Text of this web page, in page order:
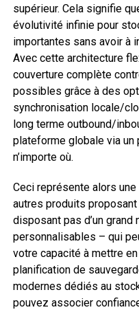
supérieur. Cela signifie
évolutivité infinie pour
importantes sans avoir à
Avec cette architecture
couverture complète
possibles grâce à des
synchronisation locale/
long terme outbound/
plateforme globale via
n’importe où.
Ceci représente alors
autres produits
disposant pas d’un grand
personnalisables – qui
votre capacité à mettre
planification de
modernes dédiés au
pouvez associer